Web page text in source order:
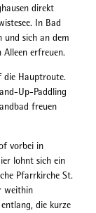
direkt
In Bad
und sich an dem
Alleen erfreuen.
die Hauptroute.
Up-Paddling
freuen
vorbei in
lohnt sich ein
Pfarrkirche St.
weithin
die kurze